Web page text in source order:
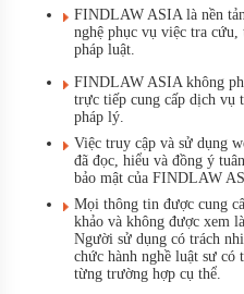
FINDLAW ASIA là nền
nghệ phục vụ việc tra
pháp luật.
FINDLAW ASIA không
trực tiếp cung cấp dịch vụ
pháp lý.
Việc truy cập và sử dụng
đã đọc, hiểu và đồng ý
bảo mật của FINDLAW
Mọi thông tin được cung
khảo và không được xem
Người sử dụng có trách
chức hành nghề luật sư có
từng trường hợp cụ thể.